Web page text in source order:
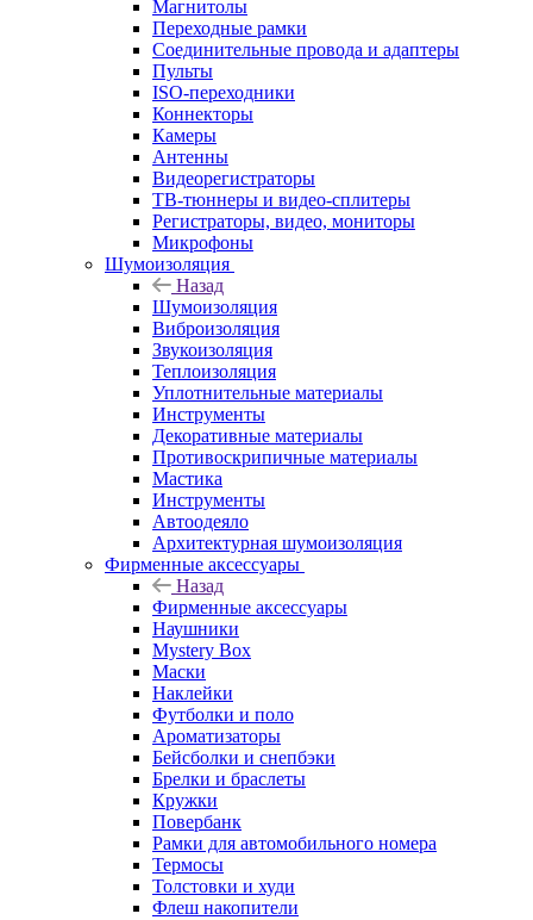
Магнитолы
Переходные рамки
Соединительные провода и адаптеры
Пульты
ISO-переходники
Коннекторы
Камеры
Антенны
Видеорегистраторы
ТВ-тюннеры и видео-сплитеры
Регистраторы, видео, мониторы
Микрофоны
Шумоизоляция
Назад
Шумоизоляция
Виброизоляция
Звукоизоляция
Теплоизоляция
Уплотнительные материалы
Инструменты
Декоративные материалы
Противоскрипичные материалы
Мастика
Инструменты
Автоодеяло
Архитектурная шумоизоляция
Фирменные аксессуары
Назад
Фирменные аксессуары
Наушники
Mystery Box
Маски
Наклейки
Футболки и поло
Ароматизаторы
Бейсболки и снепбэки
Брелки и браслеты
Кружки
Повербанк
Рамки для автомобильного номера
Термосы
Толстовки и худи
Флеш накопители